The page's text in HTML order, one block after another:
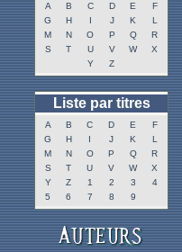
A B C D E
F
G
H I J K
L
M
N O P Q
R
S
T U V W
X
Y
Z
Liste par titres
A B C D E
F
G
H I J K
L
M
N O P Q
R
S
T U V W
X
Y
Z 1 2 3
4
5
6 7 8 9